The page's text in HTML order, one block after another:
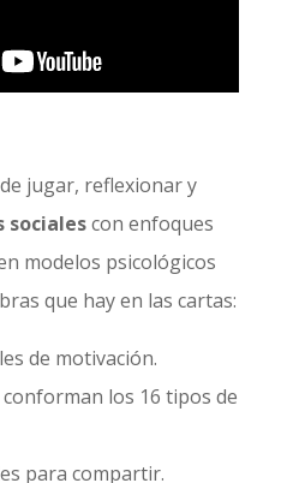
jugar, reflexionar y
socialescon enfoques
modelos psicológicos
que hay en las cartas:
de motivación.
los 16 tipos de
para compartir.